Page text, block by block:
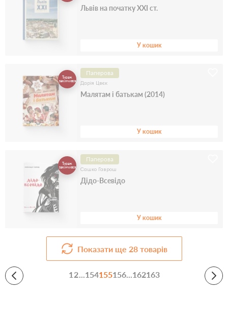
Львів на початку ХХІ ст.
У кошик
Тираж
закінчився
Паперова
Дарія Цвєк
Малятам і батькам (2014)
У кошик
Тираж
закінчився
Паперова
Сашко Гаврош
Дідо-Всевідо
У кошик
Показати ще 28товарів
1 2...154155156...162163